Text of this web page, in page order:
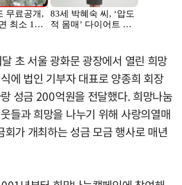
초 서울 광화문 광장에서 열린 희망
에 법인 기부자 대표로 양종희 회장
성금 200억원을 전달했다. 희망나눔
들과 희망을 나누기 위해 사랑의열매
회가 개최하는 성금 모금 행사로 매년